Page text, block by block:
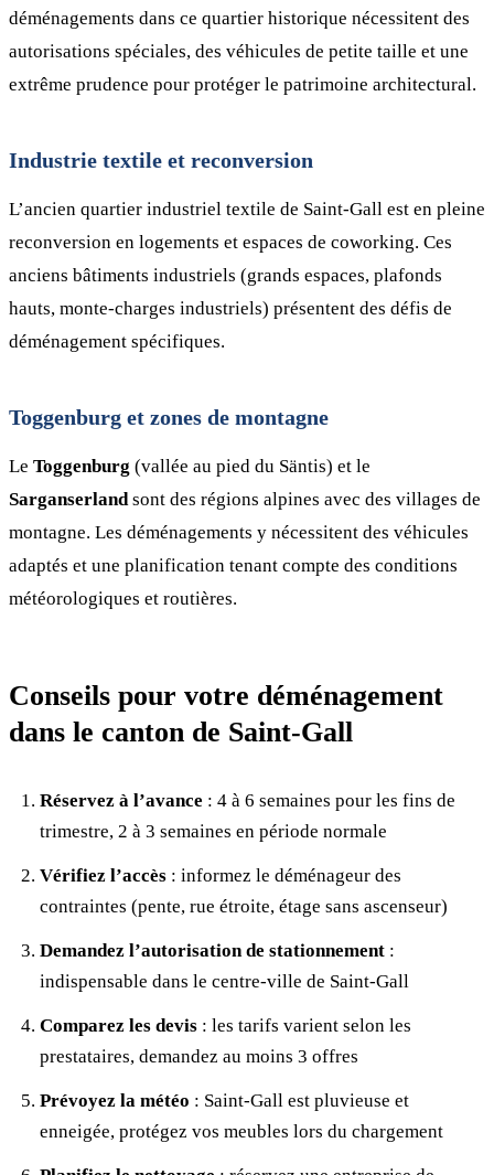
déménagements dans ce quartier historique nécessitent des
autorisations spéciales, des véhicules de petite taille et une
extrême prudence pour protéger le patrimoine architectural.
Industrie textile et reconversion
L’ancien quartier industriel textile de Saint-Gall est en pleine
reconversion en logements et espaces de coworking. Ces
anciens bâtiments industriels (grands espaces, plafonds
hauts, monte-charges industriels) présentent des défis de
déménagement spécifiques.
Toggenburg et zones de montagne
Le Toggenburg (vallée au pied du Säntis) et le
Sarganserlandsont des régions alpines avec des villages de
montagne. Les déménagements y nécessitent des véhicules
adaptés et une planification tenant compte des conditions
météorologiques et routières.
Conseils pour votre déménagement
dans le canton de Saint-Gall
Réservez à l’avance : 4 à 6 semaines pour les fins de
trimestre, 2 à 3 semaines en période normale
Vérifiez l’accès : informez le déménageur des
contraintes (pente, rue étroite, étage sans ascenseur)
Demandez l’autorisation de stationnement :
indispensable dans le centre-ville de Saint-Gall
Comparez les devis : les tarifs varient selon les
prestataires, demandez au moins 3 offres
Prévoyez la météo : Saint-Gall est pluvieuse et
enneigée, protégez vos meubles lors du chargement